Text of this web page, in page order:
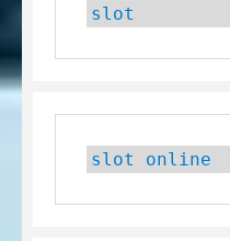
slot
slot online